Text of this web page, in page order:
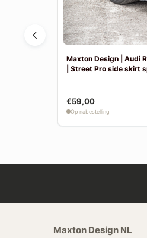
Maxton Design | Audi
| Street Pro side skirt
€59,00
Op nabestelling
Maxton Design NL